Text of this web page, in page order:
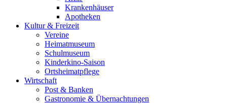
Krankenhäuser
Apotheken
Kultur & Freizeit
Vereine
Heimatmuseum
Schulmuseum
Kinderkino-Saison
Ortsheimatpflege
Wirtschaft
Post & Banken
Gastronomie & Übernachtungen